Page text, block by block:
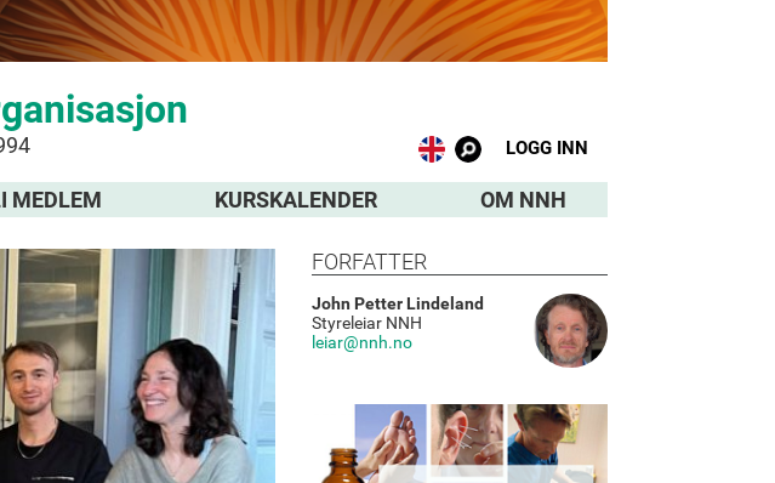
LOGG INN
MEDLEM KURSKALENDER OM NNH
FORFATTER
John Petter Lindeland
Styreleiar NNH
leiar@nnh.no